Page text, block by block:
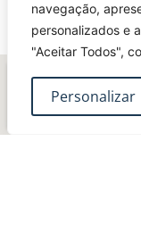
navegação,
personalizados e
"Aceitar Todos",
Personalizar